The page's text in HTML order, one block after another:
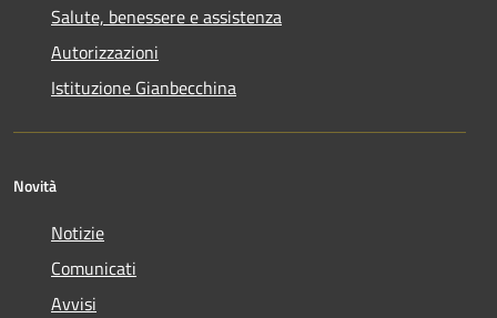
Salute, benessere e assistenza
Autorizzazioni
Istituzione Gianbecchina
Novità
Notizie
Comunicati
Avvisi